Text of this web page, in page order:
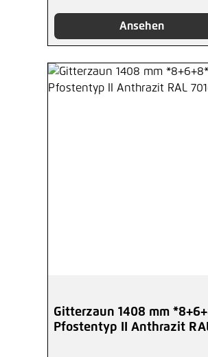
Ansehen
Gitterzaun 1408 mm
Pfostentyp II Anthrazit